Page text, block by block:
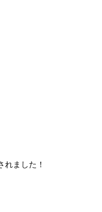
れました！